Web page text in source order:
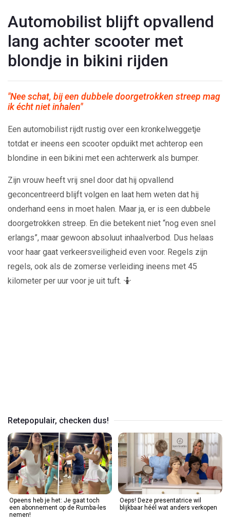
Automobilist blijft opvallend
lang achter scooter met
blondje in bikini rijden
"Nee schat, bij een dubbele doorgetrokken streep mag
ik écht niet inhalen"
Een automobilist rijdt rustig over een kronkelweggetje
totdat er ineens een scooter opduikt met achterop een
blondine in een bikini met een achterwerk als bumper.
Zijn vrouw heeft vrij snel door dat hij opvallend
geconcentreerd blijft volgen en laat hem weten dat hij
onderhand eens in moet halen. Maar ja, er is een dubbele
doorgetrokken streep. En die betekent niet “nog even snel
erlangs”, maar gewoon absoluut inhaalverbod. Dus helaas
voor haar gaat verkeersveiligheid even voor. Regels zijn
regels, ook als de zomerse verleiding ineens met 45
kilometer per uur voor je uit tuft. 🤷
Retepopulair, checken dus!
Opeens heb je het: Je gaat toch
een abonnement op de Rumba-les
nemen!
Oeps! Deze presentatrice wil
blijkbaar héél wat anders verkopen